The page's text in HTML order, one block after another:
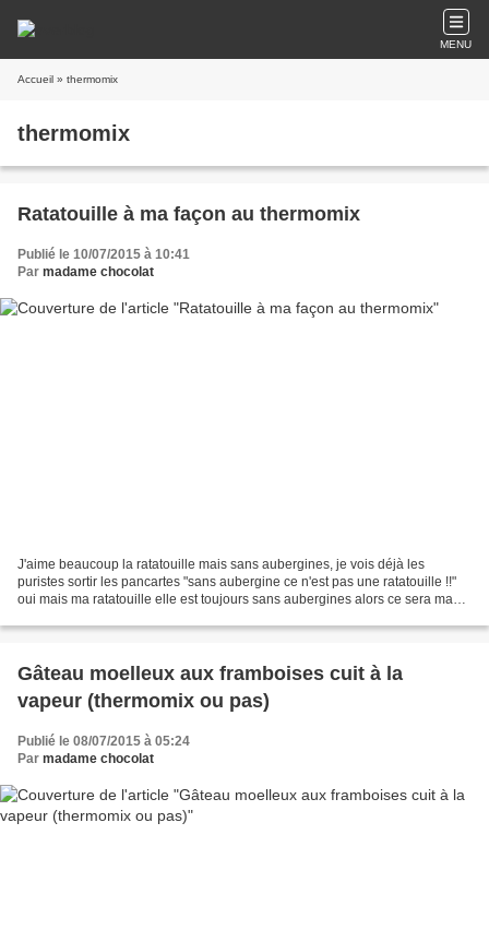
MENU
Accueil » thermomix
thermomix
Ratatouille à ma façon au thermomix
Publié le 10/07/2015 à 10:41
Par madame chocolat
J'aime beaucoup la ratatouille mais sans aubergines, je vois déjà les
puristes sortir les pancartes "sans aubergine ce n'est pas une ratatouille !!"
oui mais ma ratatouille elle est toujours sans aubergines alors ce sera ma
Gâteau moelleux aux framboises cuit à la
vapeur (thermomix ou pas)
Publié le 08/07/2015 à 05:24
Par madame chocolat